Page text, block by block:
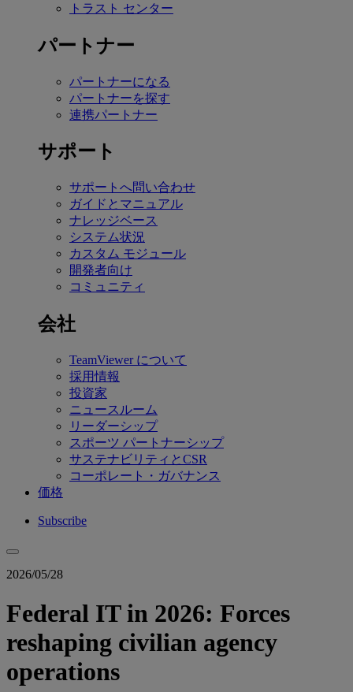
トラスト センター
パートナー
パートナーになる
パートナーを探す
連携パートナー
サポート
サポートへ問い合わせ
ガイドとマニュアル
ナレッジベース
システム状況
カスタム モジュール
開発者向け
コミュニティ
会社
TeamViewer について
採用情報
投資家
ニュースルーム
リーダーシップ
スポーツ パートナーシップ
サステナビリティとCSR
コーポレート・ガバナンス
価格
Subscribe
2026/05/28
Federal IT in 2026: Forces
reshaping civilian agency
operations